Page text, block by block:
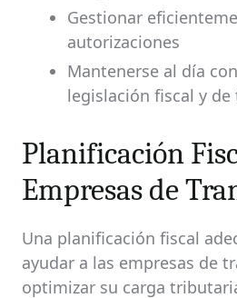
Gestionar
autorizaciones
Mantenerse al día
legislación fiscal y
Planificación
Empresas de
Una planificación fiscal
ayudar a las empresas de
optimizar su carga